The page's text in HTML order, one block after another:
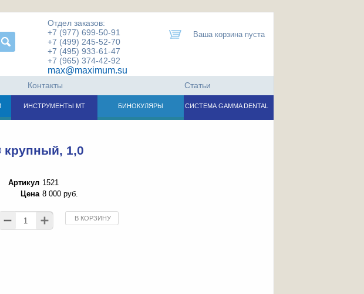
Отдел заказов:
+7 (977) 699-50-91
+7 (499) 245-52-70
+7 (495) 933-61-47
+7 (965) 374-42-92
max@maximum.su
Ваша корзина пуста
Контакты Статьи
ИНСТРУМЕНТЫ МТ БИНОКУЛЯРЫ СИСТЕМА GAMMA DENTAL
крупный, 1,0
Артикул 1521
Цена 8 000 руб.
В КОРЗИНУ